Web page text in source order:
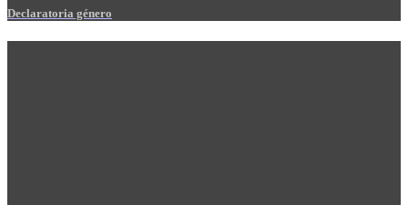
Declaratoria género